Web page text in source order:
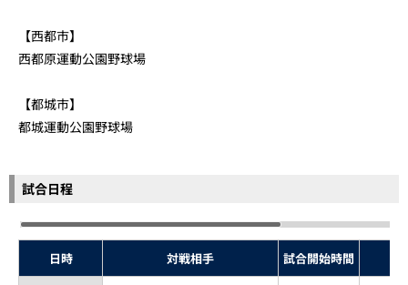
【西都市】
西都原運動公園野球場
【都城市】
都城運動公園野球場
試合日程
日時 対戦相手 試合開始時間